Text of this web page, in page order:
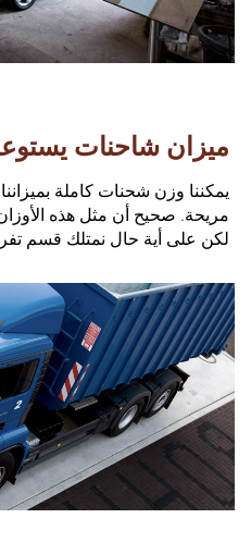
ميزان شاحنات يستوعب
يمكننا وزن شحنات كاملة
مريحة. صحيح أن مثل هذه
لكن على أية حال نمتلك قسم